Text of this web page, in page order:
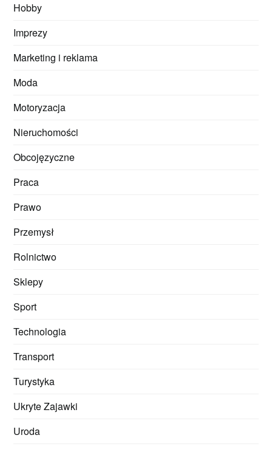
Hobby
Imprezy
Marketing i reklama
Moda
Motoryzacja
Nieruchomości
Obcojęzyczne
Praca
Prawo
Przemysł
Rolnictwo
Sklepy
Sport
Technologia
Transport
Turystyka
Ukryte Zajawki
Uroda